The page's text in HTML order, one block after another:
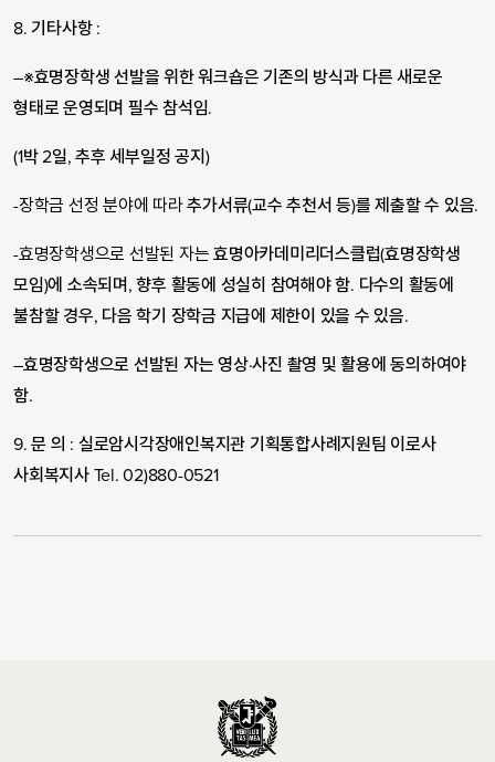
8.기타사항:
–※효명장학생 선발을 위한 워크숍은 기존의 방식과 다른 새로운
형태로 운영되며 필수 참석임.
(1박2일,추후 세부일정 공지)
-장학금 선정 분야에 따라추가서류(교수 추천서 등)를 제출할 수 있음.
-효명장학생으로 선발된 자는효명아카데미리더스클럽(효명장학생
모임)에 소속되며,향후 활동에 성실히 참여해야 함. 다수의 활동에
불참할 경우, 다음 학기 장학금 지급에 제한이 있을 수 있음.
–효명장학생으로 선발된 자는 영상·사진 촬영 및 활용에 동의하여야
함.
9.문 의 : 실로암시각장애인복지관 기획통합사례지원팀 이로사
사회복지사Tel. 02)880-0521